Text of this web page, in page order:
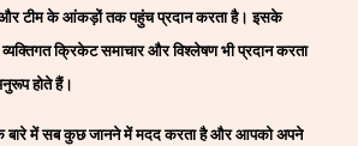
और टीम के आंकड़ों तक पहुंच प्रदान करता है। इसके
क्रिकेट समाचार और विश्लेषण भी प्रदान करता
होते हैं।
में सब कुछ जानने में मदद करता है और आपको अपने